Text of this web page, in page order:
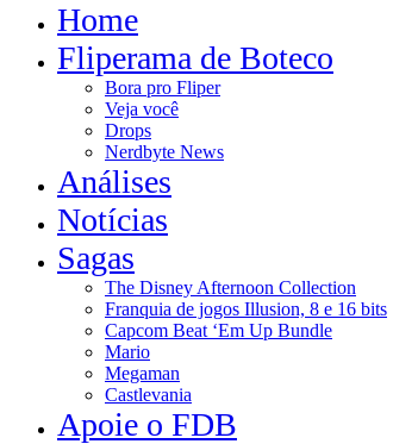
Home
Fliperama de Boteco
Bora pro Fliper
Veja você
Drops
Nerdbyte News
Análises
Notícias
Sagas
The Disney Afternoon Collection
Franquia de jogos Illusion, 8 e 16 bits
Capcom Beat ‘Em Up Bundle
Mario
Megaman
Castlevania
Apoie o FDB